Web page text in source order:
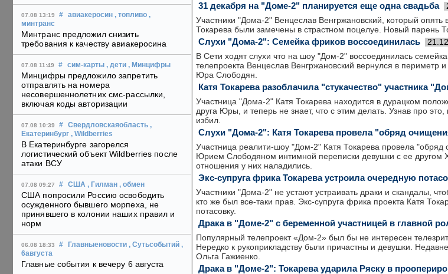
07.08 13:19 # авиакеросин , топливо ,
минтранс
Минтранс предложил снизить
требования к качеству авиакеросина
07.08 11:49 # сим-карты , дети , Минцифры
Минцифры предложило запретить
отправлять на номера
несовершеннолетних смс-рассылки,
включая коды авторизации
07.08 10:39 # Свердловскаяобласть ,
Екатеринбург , Wildberries
В Екатеринбурге загорелся
логистический объект Wildberries после
атаки ВСУ
07.08 09:27 # США , Гилман , обмен
США попросили Россию освободить
осужденного бывшего морпеха, не
принявшего в колонии наших правил и
норм
06.08 18:33 # Главныеновости , Сутьсобытий ,
6августа
Главные события к вечеру 6 августа
31 декабря на "Доме-2" планируется еще одна свадьба
Участники "Дома-2" Венцеслав Венгржановский, который
Токарева были замечены в страстном поцелуе. Новый парень
Слухи "Дома-2": Семейка фриков воссоединилась
В Сети ходят слухи что на шоу "Дом-2" воссоединилась
телепроекта Венцеслав Венгржановский вернулся в периметр
Юра Слободян.
Катя Токарева разоблачила "стукачество" участника
Участница "Дома-2" Катя Токарева находится в дурацком
друга Юры, и теперь не знает, что с этим делать. Узнав про
избил.
Слухи "Дома-2": Катя Токарева провела "обряд
Участница реалити-шоу "Дом-2" Катя Токарева провела
Юрием Слободяном интимной переписки девушки с ее другом
отношения у них наладились.
Экс-супруга фрика Токарева устроила очередную
Участники "Дома-2" не устают устраивать драки и скандалы,
кто же был все-таки прав. Экс-супруга фрика проекта Катя
потасовку.
Драка в "Доме-2" с беременной участницей в главной
Популярный телепроект «Дом-2» был бы не интересен
Нередко к рукоприкладству были причастны и девушки.
Ольга Гажиенко.
Драка в "Доме-2": Токарева ударила Ряску в